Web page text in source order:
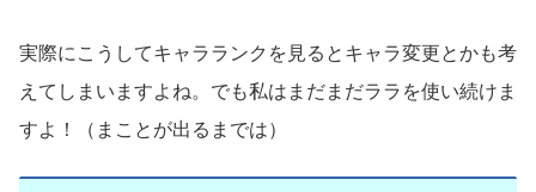
実際にこうしてキャラランクを見るとキャラ変更とかも考
えてしまいますよね。でも私はまだまだララを使い続けま
すよ！（まことが出るまでは）